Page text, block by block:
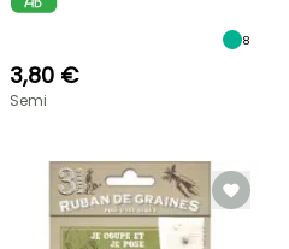
8
3,80 €
Semi